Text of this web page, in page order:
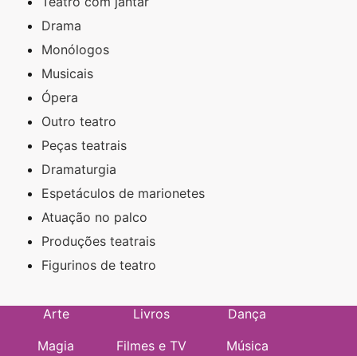
Drama
Monólogos
Musicais
Ópera
Outro teatro
Peças teatrais
Dramaturgia
Espetáculos de marionetes
Atuação no palco
Produções teatrais
Figurinos de teatro
Arte Livros
Dança
Magia
Filmes e TV Música